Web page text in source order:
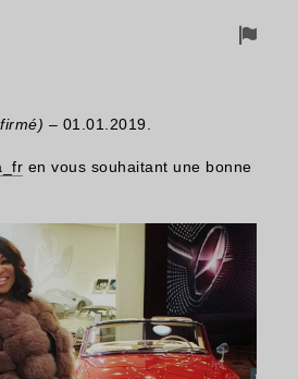
– 01.01.2019.
en vous souhaitant une bonne